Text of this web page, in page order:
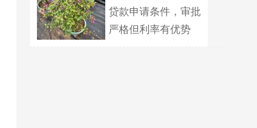
贷款申请条件，审批
严格但利率有优势